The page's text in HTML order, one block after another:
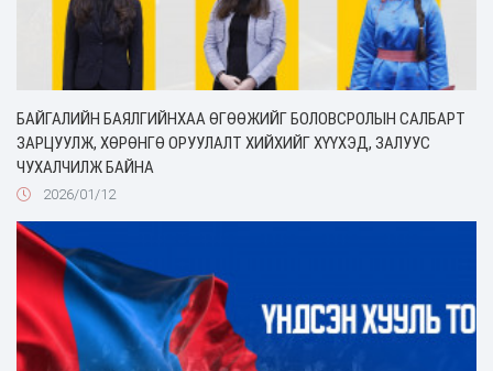
БАЙГАЛИЙН БАЯЛГИЙНХАА ӨГӨӨЖИЙГ БОЛОВСРОЛЫН САЛБАРТ
ЗАРЦУУЛЖ, ХӨРӨНГӨ ОРУУЛАЛТ ХИЙХИЙГ ХҮҮХЭД, ЗАЛУУС
ЧУХАЛЧИЛЖ БАЙНА
2026/01/12